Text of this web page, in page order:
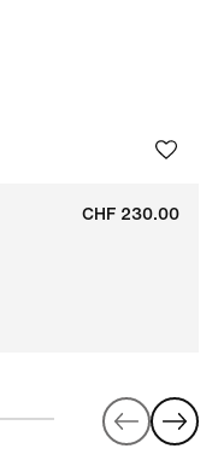
CHF 230.00